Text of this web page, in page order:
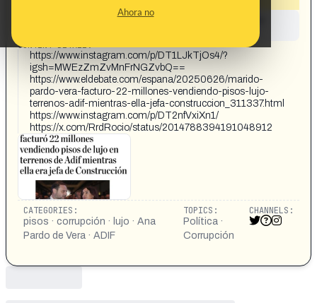
Ahora no
This content has not yet been investigated by the
CONTENT DETAIL:
https://www.instagram.com/p/DT1LJkTjOs4/?
igsh=MWEzZmZvMnFrNGZvbQ==
https://www.eldebate.com/espana/20250626/marido-
pardo-vera-facturo-22-millones-vendiendo-pisos-lujo-
terrenos-adif-mientras-ella-jefa-construccion_311337.html
https://www.instagram.com/p/DT2nfVxiXn1/
https://x.com/RrdRocio/status/2014788394191048912
CATEGORIES:
pisos · corrupción · lujo · Ana
Pardo de Vera · ADIF
TOPICS:
Política ·
Corrupción
CHANNELS: